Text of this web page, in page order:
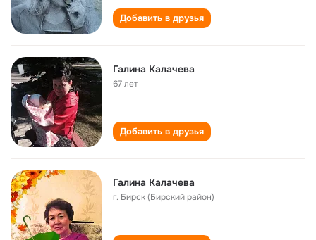
Добавить в друзья
Галина Калачева
67 лет
Добавить в друзья
Галина Калачева
г. Бирск (Бирский район)